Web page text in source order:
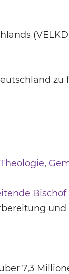
zu
Theologie,
Bischof
7,3